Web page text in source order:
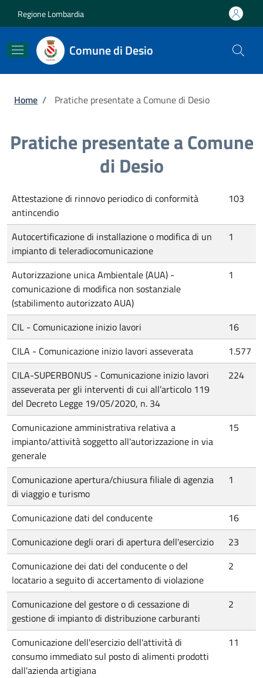
Regione Lombardia
Comune di Desio
Briciole di pane
Home / Pratiche presentate a Comune di Desio
Pratiche presentate a Comune
di Desio
Attestazione di rinnovo periodico di conformità
antincendio
103
Autocertificazione di installazione o modifica di un
impianto di teleradiocomunicazione
1
Autorizzazione unica Ambientale (AUA) -
comunicazione di modifica non sostanziale
(stabilimento autorizzato AUA)
1
CIL - Comunicazione inizio lavori
16
CILA - Comunicazione inizio lavori asseverata
1.577
CILA-SUPERBONUS - Comunicazione inizio lavori
asseverata per gli interventi di cui all’articolo 119
del Decreto Legge 19/05/2020, n. 34
224
Comunicazione amministrativa relativa a
impianto/attività soggetto all'autorizzazione in via
generale
15
Comunicazione apertura/chiusura filiale di agenzia
di viaggio e turismo
1
Comunicazione dati del conducente
16
Comunicazione degli orari di apertura dell'esercizio
23
Comunicazione dei dati del conducente o del
locatario a seguito di accertamento di violazione
2
Comunicazione del gestore o di cessazione di
gestione di impianto di distribuzione carburanti
2
Comunicazione dell'esercizio dell'attività di
consumo immediato sul posto di alimenti prodotti
dall'azienda artigiana
11